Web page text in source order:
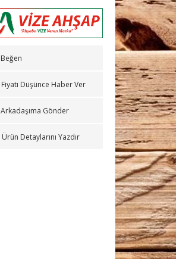
Beğen
Fiyatı Düşünce Haber Ver
Arkadaşıma Gönder
Ürün Detaylarını Yazdır